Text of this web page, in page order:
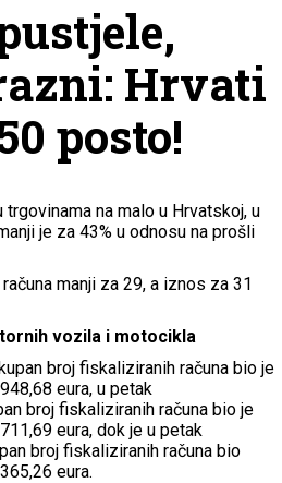
Hrvati
posto!
na malo u Hrvatskoj, u
je za 43% u odnosu na prošli
manji za 29, a iznos za 31
vozila i motocikla
broj fiskaliziranih računa bio je
eura, u petak
broj fiskaliziranih računa bio je
eura, dok je u petak
broj fiskaliziranih računa bio
eura.